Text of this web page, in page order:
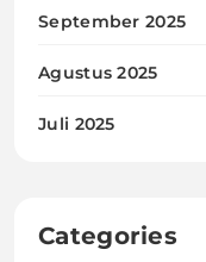
September 2025
Agustus 2025
Juli 2025
Categories